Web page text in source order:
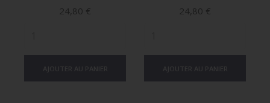
Prix
24,80 € Prix
24,80 €